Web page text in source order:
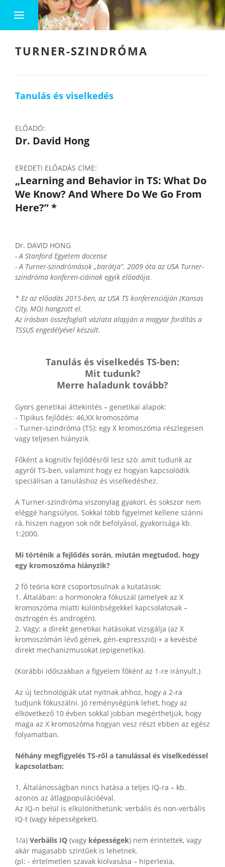
TURNER-SZINDRÓMA
Tanulás és viselkedés
ELŐADÓ:
Dr. David Hong
EREDETI ELŐADÁS CÍME:
„Learning and Behavior in TS: What Do
We Know? And Where Do We Go From
Here?” *
Dr. DAVID HONG
- A Stanford Egyetem docense
- A Turner-szindrómások „barátja”. 2009 óta az USA Turner-
szindróma konferen-ciáinak egyik előadója.
* Ez az előadás 2015-ben, az USA TS konferenciáján (Kansas
City, MO) hangzott el.
Az írásban összefoglalt vázlata alapján a magyar fordítás a
TSSUS engedélyével készült.
Tanulás és viselkedés TS-ben:
Mit tudunk?
Merre haladunk tovább?
Gyors genetikai áttekintés – genetikai alapok:
- Tipikus fejlődés: 46,XX kromoszóma
- Turner-szindróma (TS): egy X kromoszóma részlegesen
vagy teljesen hiányzik
Főként a kognitív fejlődésről lesz szó: amit tudunk az
agyról TS-ben, valamint hogy ez hogyan kapcsolódik
speciálisan a tanuláshoz és viselkedéshez.
A Turner-szindróma viszonylag gyakori, és sokszor nem
eléggé hangsúlyos. Sokkal több figyelmet kellene szánni
rá, hiszen nagyon sok nőt befolyásol, gyakorisága kb.
1:2000.
Mi történik a fejlődés során, miután megtudod, hogy
egy kromoszóma hiányzik?
2 fő teória köré csoportosulnak a kutatások:
1. Általában: a hormonokra fókuszál (amelyek az X
kromoszóma miatti különbségekkel kapcsolatosak –
ösztrogén és androgén).
2. Vagy: a direkt genetikai hatásokat vizsgálja (az X
kromoszómán lévő gének, gén-expresszió) + a kevésbé
direkt mechanizmusokat (epigenetika).
(Korábbi időszakban a figyelem főként az 1-re irányult.)
Az új technológiák utat nyitnak ahhoz, hogy a 2-ra
tudjunk fókuszálni. Jó reménységünk lehet, hogy az
elkövetkező 10 évben sokkal jobban megérthetjük, hogy
maga az X kromoszóma hogyan vesz részt ebben az egész
folyamatban.
Néhány megfigyelés TS-ről a tanulással és viselkedéssel
kapcsolatban:
1. Általánosságban nincs hatása a teljes IQ-ra – kb.
azonos az átlagpopulációéval.
Az IQ-n belül is elkülöníthetünk: verbális és non-verbális
IQ-t (vagy képességeket).
1/a) Verbális IQ (vagy képességek) nem érintettek, vagy
akár magasabb szintűek is lehetnek.
(pl: - értelmetlen szavak kiolvasása – hiperlexia,